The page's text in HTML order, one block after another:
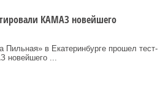
КАМАЗ новейшего
Пильная» в Екатеринбурге прошел тест-
новейшего ...